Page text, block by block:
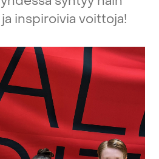
ja inspiroivia voittoja!